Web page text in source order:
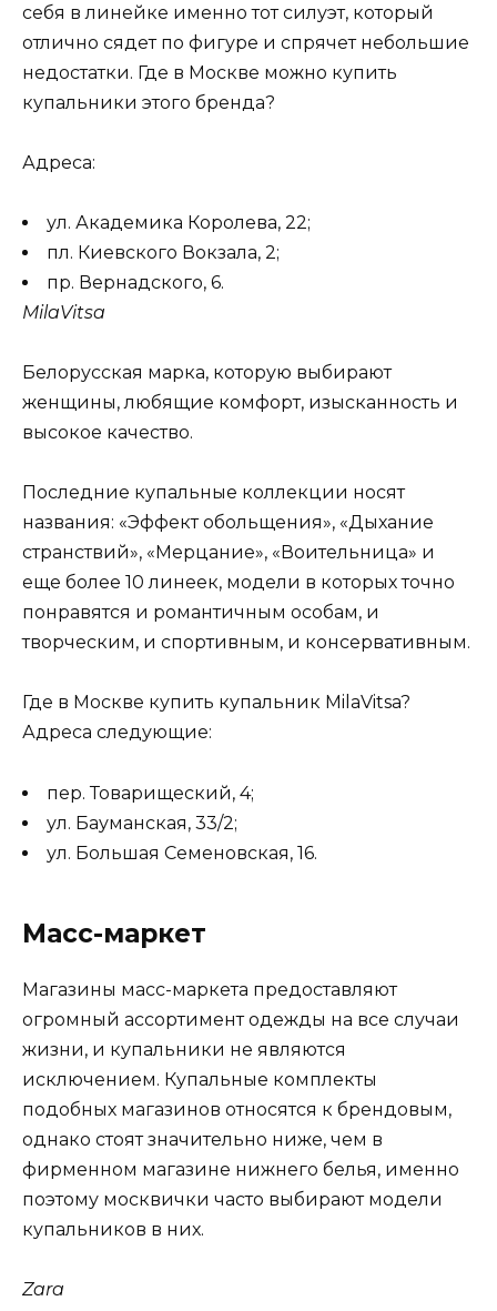
себя в линейке именно тот силуэт, который
отлично сядет по фигуре и спрячет небольшие
недостатки. Где в Москве можно купить
купальники этого бренда?
Адреса:
ул. Академика Королева, 22;
пл. Киевского Вокзала, 2;
пр. Вернадского, 6.
MilaVitsa
Белорусская марка, которую выбирают
женщины, любящие комфорт, изысканность и
высокое качество.
Последние купальные коллекции носят
названия: «Эффект обольщения», «Дыхание
странствий», «Мерцание», «Воительница» и
еще более 10 линеек, модели в которых точно
понравятся и романтичным особам, и
творческим, и спортивным, и консервативным.
Где в Москве купить купальник MilaVitsa?
Адреса следующие:
пер. Товарищеский, 4;
ул. Бауманская, 33/2;
ул. Большая Семеновская, 16.
Масс-маркет
Магазины масс-маркета предоставляют
огромный ассортимент одежды на все случаи
жизни, и купальники не являются
исключением. Купальные комплекты
подобных магазинов относятся к брендовым,
однако стоят значительно ниже, чем в
фирменном магазине нижнего белья, именно
поэтому москвички часто выбирают модели
купальников в них.
Zara